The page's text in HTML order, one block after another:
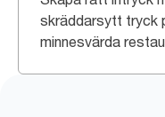
skräddarsytt tryck
minnesvärda